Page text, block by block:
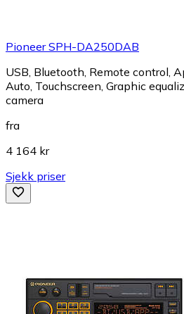
Pioneer SPH-DA250DAB
USB, Bluetooth, Remote control,
Auto, Touchscreen, Graphic
camera
fra
4 164 kr
Sjekk priser